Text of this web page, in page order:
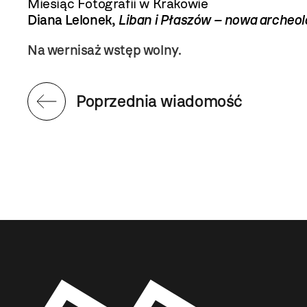
Diana Lelonek, Liban i Płaszów – nowa
Na wernisaż wstęp wolny.
Poprzednia wiadomość